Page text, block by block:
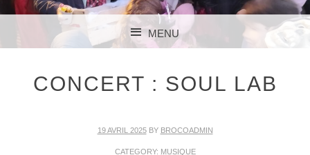
MENU
CONCERT : SOUL LAB
19 AVRIL 2025BY BROCOADMIN
CATEGORY: MUSIQUE